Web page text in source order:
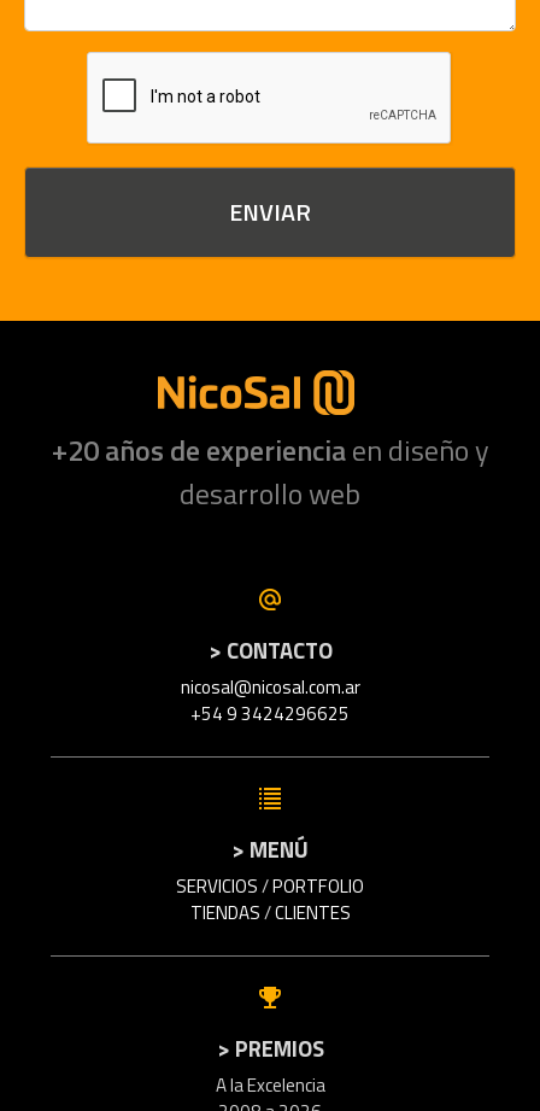
+20 años de experienciaen diseño y
desarrollo web
> CONTACTO
nicosal@nicosal.com.ar
+54 9 3424296625
> MENÚ
SERVICIOS/PORTFOLIO
TIENDAS/CLIENTES
> PREMIOS
A la Excelencia